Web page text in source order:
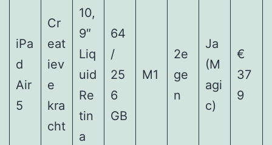
iPa
d
Air
5
Cr
eat
iev
e
kra
cht
10,
9″
Liq
uid
Re
tin
a
64
/
25
6
GB
M1
2e
ge
n
Ja
(M
agi
c)
€
37
9